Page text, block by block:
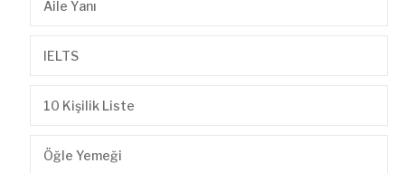
Aile Yanı
IELTS
10 Kişilik Liste
Öğle Yemeği